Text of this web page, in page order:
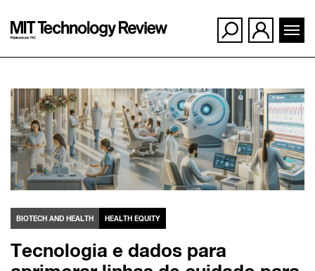
para
conteúdo
BIOTECH AND HEALTH HEALTH EQUITY
Tecnologia e dados para